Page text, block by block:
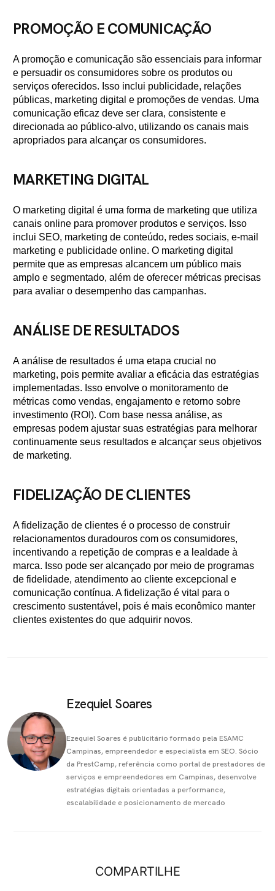
PROMOÇÃO E COMUNICAÇÃO
A promoção e comunicação são essenciais para informar
e persuadir os consumidores sobre os produtos ou
serviços oferecidos. Isso inclui publicidade, relações
públicas, marketing digital e promoções de vendas. Uma
comunicação eficaz deve ser clara, consistente e
direcionada ao público-alvo, utilizando os canais mais
apropriados para alcançar os consumidores.
MARKETING DIGITAL
O marketing digital é uma forma de marketing que utiliza
canais online para promover produtos e serviços. Isso
inclui SEO, marketing de conteúdo, redes sociais, e-mail
marketing e publicidade online. O marketing digital
permite que as empresas alcancem um público mais
amplo e segmentado, além de oferecer métricas precisas
para avaliar o desempenho das campanhas.
ANÁLISE DE RESULTADOS
A análise de resultados é uma etapa crucial no
marketing, pois permite avaliar a eficácia das estratégias
implementadas. Isso envolve o monitoramento de
métricas como vendas, engajamento e retorno sobre
investimento (ROI). Com base nessa análise, as
empresas podem ajustar suas estratégias para melhorar
continuamente seus resultados e alcançar seus objetivos
de marketing.
FIDELIZAÇÃO DE CLIENTES
A fidelização de clientes é o processo de construir
relacionamentos duradouros com os consumidores,
incentivando a repetição de compras e a lealdade à
marca. Isso pode ser alcançado por meio de programas
de fidelidade, atendimento ao cliente excepcional e
comunicação contínua. A fidelização é vital para o
crescimento sustentável, pois é mais econômico manter
clientes existentes do que adquirir novos.
Ezequiel Soares
Ezequiel Soares é publicitário formado pela ESAMC
Campinas, empreendedor e especialista em SEO. Sócio
da PrestCamp, referência como portal de prestadores de
serviços e empreendedores em Campinas, desenvolve
estratégias digitais orientadas a performance,
escalabilidade e posicionamento de mercado
COMPARTILHE